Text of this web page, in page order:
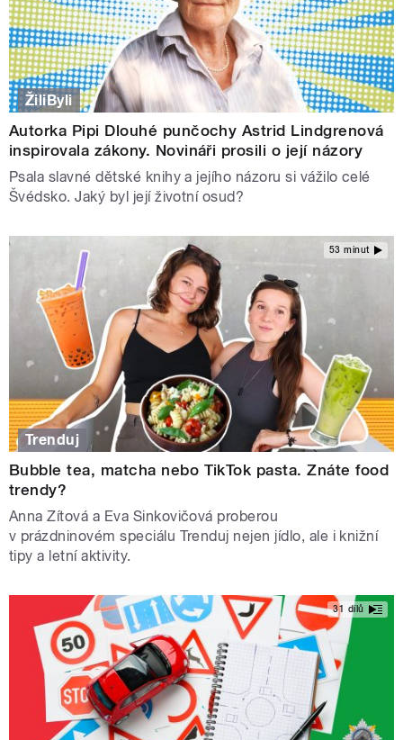
ŽiliByli
Autorka Pipi Dlouhé punčochy Astrid Lindgrenová
inspirovala zákony. Novináři prosili o její názory
Psala slavné dětské knihy a jejího názoru si vážilo celé
Švédsko. Jaký byl její životní osud?
53 minut
Trenduj
Bubble tea, matcha nebo TikTok pasta. Znáte food
trendy?
Anna Zítová a Eva Sinkovičová proberou
v prázdninovém speciálu Trenduj nejen jídlo, ale i knižní
tipy a letní aktivity.
31 dílů